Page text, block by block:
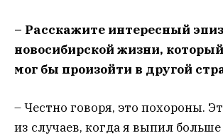
– Расскажите интересный
новосибирской жизни,
мог бы произойти в другой
– Честно говоря, это похороны.
из случаев, когда я выпил больше